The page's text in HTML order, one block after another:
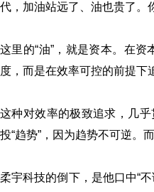
代，加油站远了、油也贵了。
这里的“油”，就是资本。在
度，而是在效率可控的前提下
这种对效率的极致追求，几乎
投“趋势”，因为趋势不可逆。
柔宇科技的倒下，是他口中“